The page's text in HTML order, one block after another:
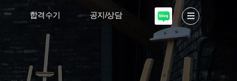
합격수기
서울대 디자인·
공예
이화여대 디자인
공지/상담